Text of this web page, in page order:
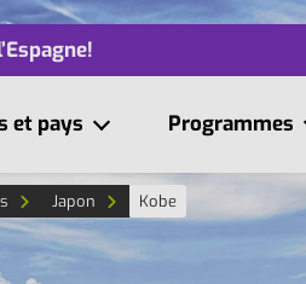
et pays Programmes
Japon Kobe